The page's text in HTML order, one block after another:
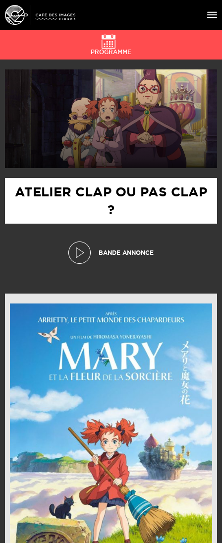
À L’AFFICHE
ÉVÉNEMENTS
CAFÉ DU CINÉ
PRATIQUE
ÉDUCATION AUX IMAGES
PROGRAMME
ATELIER CLAP OU PAS CLAP
?
BANDE ANNONCE